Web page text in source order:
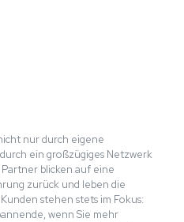
nur durch eigene
ein großzügiges Netzwerk
blicken auf eine
zurück und leben die
stehen stets im Fokus:
wenn Sie mehr